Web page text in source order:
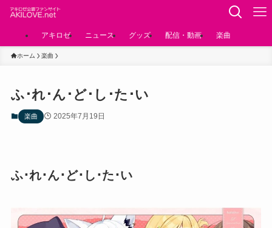
アキロゼ ニュース グッズ 配信・動画 楽曲
ホーム 楽曲
ふ･れ･ん･ど･し･た･い
楽曲 2025年7月19日
ふ･れ･ん･ど･し･た･い